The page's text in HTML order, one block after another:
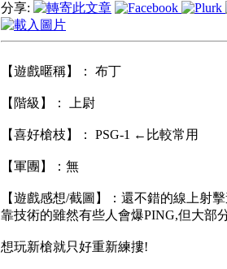
分享:
【遊戲暱稱】： 布丁
【階級】： 上尉
【喜好槍枝】： PSG-1 ←比較常用
【軍團】：無
【遊戲感想/截圖】：還不錯的線上射
靠技術的雖然有些人會爆PING,但大
想玩新槍就只好重新練摟!